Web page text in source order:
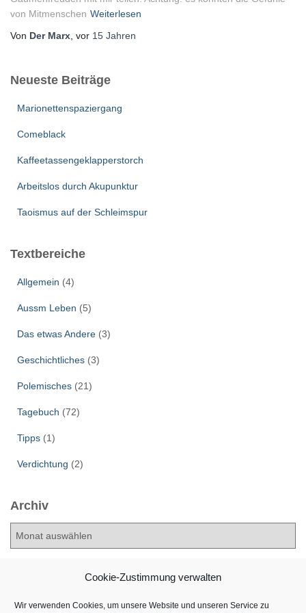
Cookie-Zustimmung verwalten
Wir verwenden Cookies, um unsere Website und unseren Service zu
von Mitmenschen Weiterlesen
Von Der Marx , vor 15 Jahren
Neueste Beiträge
Marionettenspaziergang
Comeblack
Kaffeetassengeklapperstorch
Arbeitslos durch Akupunktur
Taoismus auf der Schleimspur
Textbereiche
Allgemein (4)
Aussm Leben (5)
Das etwas Andere (3)
Geschichtliches (3)
Polemisches (21)
Tagebuch (72)
Tipps (1)
Verdichtung (2)
Archiv
A
v